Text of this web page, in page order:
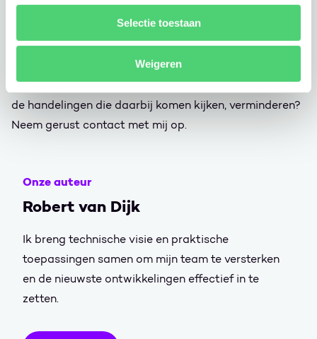
Selectie toestaan
Weigeren
tot een minimum. En tegelijkertijd zijn we er heel goed
op voorbereid.
Wil jij het aantal incidenten binnen jouw organisatie én
de handelingen die daarbij komen kijken, verminderen?
Neem gerust contact met mij op.
Onze auteur
Robert van Dijk
Ik breng technische visie en praktische
toepassingen samen om mijn team te versterken
en de nieuwste ontwikkelingen effectief in te
zetten.